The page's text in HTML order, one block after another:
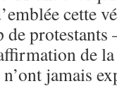
cette
protestants
de
jamais